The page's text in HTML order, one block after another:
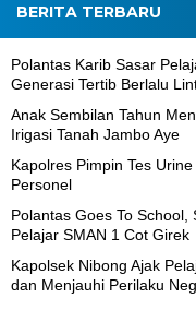
BERITA TERBARU
Polantas Karib Sasar
Generasi Tertib Berlalu
Anak Sembilan Tahun
Irigasi Tanah Jambo Aye
Kapolres Pimpin Tes
Personel
Polantas Goes To
Pelajar SMAN 1 Cot Girek
Kapolsek Nibong Ajak
dan Menjauhi Perilaku